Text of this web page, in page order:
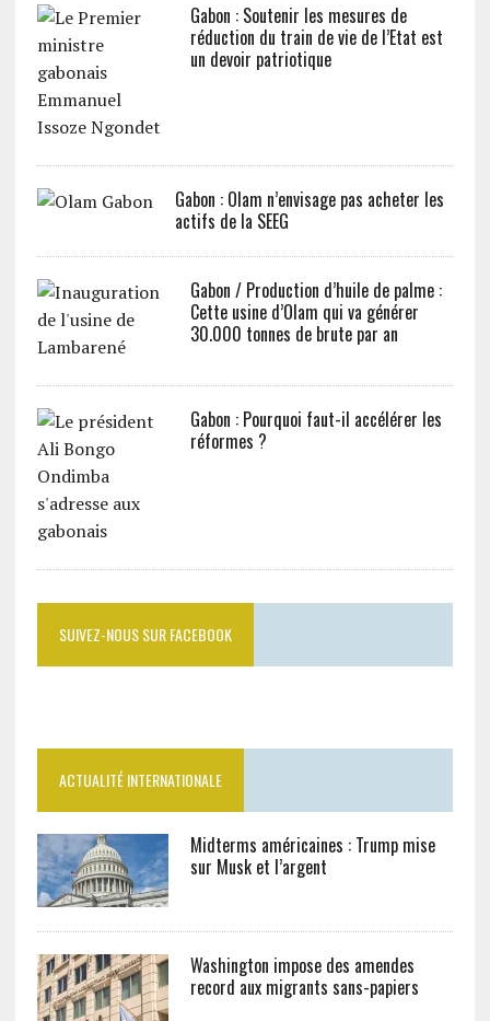
Gabon : Soutenir les mesures de
réduction du train de vie de l’Etat est
un devoir patriotique
Gabon : Olam n’envisage pas acheter les
actifs de la SEEG
Gabon / Production d’huile de palme :
Cette usine d’Olam qui va générer
30.000 tonnes de brute par an
Gabon : Pourquoi faut-il accélérer les
réformes ?
SUIVEZ-NOUS SUR FACEBOOK
ACTUALITÉ INTERNATIONALE
Midterms américaines : Trump mise
sur Musk et l’argent
Washington impose des amendes
record aux migrants sans-papiers